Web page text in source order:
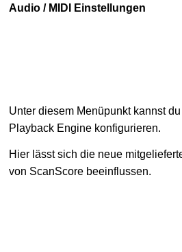
Audio / MIDI Einstellungen
Unter diesem Menüpunkt kannst
Playback Engine konfigurieren.
Hier lässt sich die neue
von ScanScore beeinflussen.